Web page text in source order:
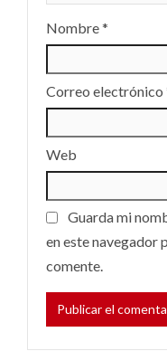
Nombre*
Correo electrónico
Web
Guarda mi
en este navegador
comente.